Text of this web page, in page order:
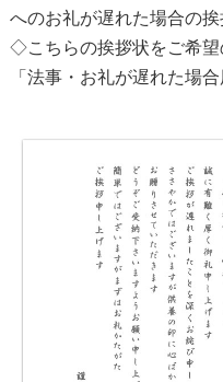
へのお礼が遅れた場合の挨
◇こちらの挨拶状をご希望
「法事・お礼が遅れた場